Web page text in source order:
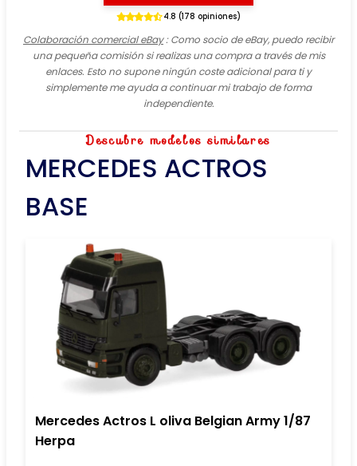
4.8 (178 opiniones)
Colaboración comercial eBay: Como socio de eBay, puedo recibir
una pequeña comisión si realizas una compra a través de mis
enlaces. Esto no supone ningún coste adicional para ti y
simplemente me ayuda a continuar mi trabajo de forma
independiente.
Descubre modelos similares
MERCEDES ACTROS
BASE
Mercedes Actros L oliva Belgian Army 1/87
Herpa